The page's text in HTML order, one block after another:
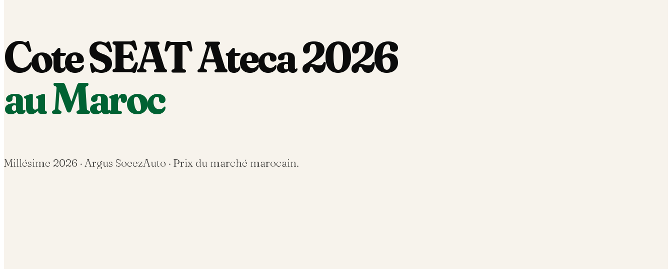
CoteSEATAteca2026
au Maroc
Millésime 2026 · Argus SoeezAuto · Prix du marché marocain.